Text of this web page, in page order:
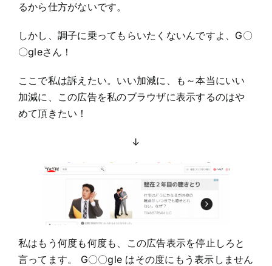
るから仕方がないです。
しかし、調子に乗ってもらいたくないんですよ、G〇
〇gleさん！
ここで私は訴えたい。いい加減に、も～本当にいい
加減に、この広告を私のブラウザに表示するのはや
めて頂きたい！
↓
私はもう何度も何度も、この広告表示を停止しろと
言ってます。 G〇〇gle はその度にもう表示しません